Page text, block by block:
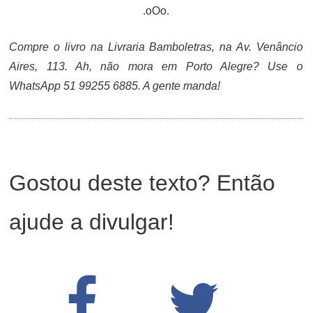
.oOo.
Compre o livro na Livraria Bamboletras, na Av. Venâncio
Aires, 113. Ah, não mora em Porto Alegre? Use o
WhatsApp 51 99255 6885. A gente manda!
Gostou deste texto? Então
ajude a divulgar!